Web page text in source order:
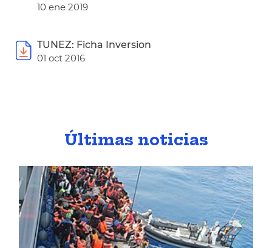
10 ene 2019
TUNEZ: Ficha Inversion
01 oct 2016
Últimas noticias